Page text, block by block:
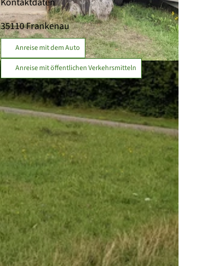
35110Frankenau
Anreise mit dem Auto
Anreise mit öffentlichen Verkehrsmitteln